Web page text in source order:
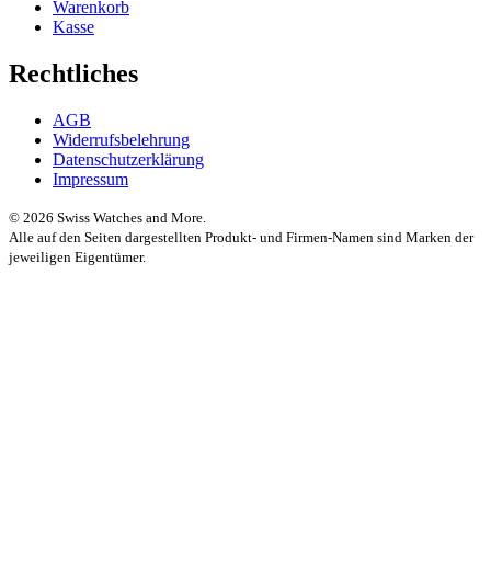
Warenkorb
Kasse
Rechtliches
AGB
Widerrufsbelehrung
Datenschutzerklärung
Impressum
© 2026 Swiss Watches and More.
Alle auf den Seiten dargestellten Produkt- und Firmen-Namen sind Marken der
jeweiligen Eigentümer.